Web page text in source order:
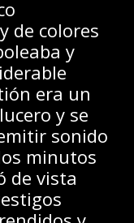
de colores
y
era un
y se
sonido
minutos
de vista